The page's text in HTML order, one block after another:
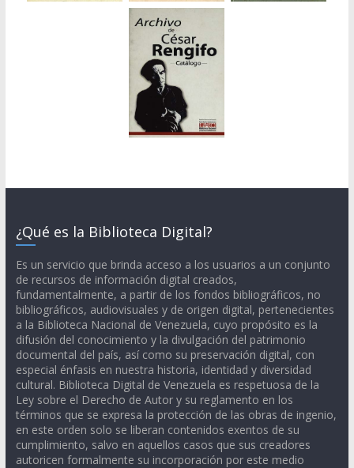
¿Qué es la Biblioteca Digital?
Es un servicio que brinda acceso a los usuarios a un conjunto
de recursos de información digital creados,
fundamentalmente, a partir de los fondos bibliográficos, no
bibliográficos, audiovisuales y de origen digital, pertenecientes
a la Biblioteca Nacional de Venezuela, cuyo propósito es la
difusión del conocimiento y la divulgación del patrimonio
documental del país, así como su preservación digital, con
especial énfasis en nuestra historia, identidad y diversidad
cultural. Biblioteca Digital de Venezuela es respetuosa de la
Ley sobre el Derecho de Autor y su reglamento en los
términos que se expresa la protección de las obras de ingenio,
en este orden solo se liberan contenidos exentos de su
cumplimiento, salvo en aquellos casos que sus creadores
autoricen formalmente su incorporación por este medio